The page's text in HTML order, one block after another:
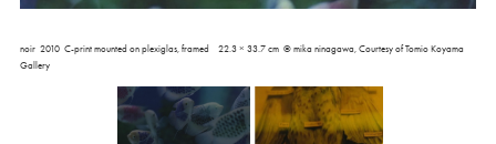
noir 2010 C-print mounted on plexiglas, framed 22.3 × 33.7 cm © mika ninagawa, Courtesy of Tomio Koyama
Gallery